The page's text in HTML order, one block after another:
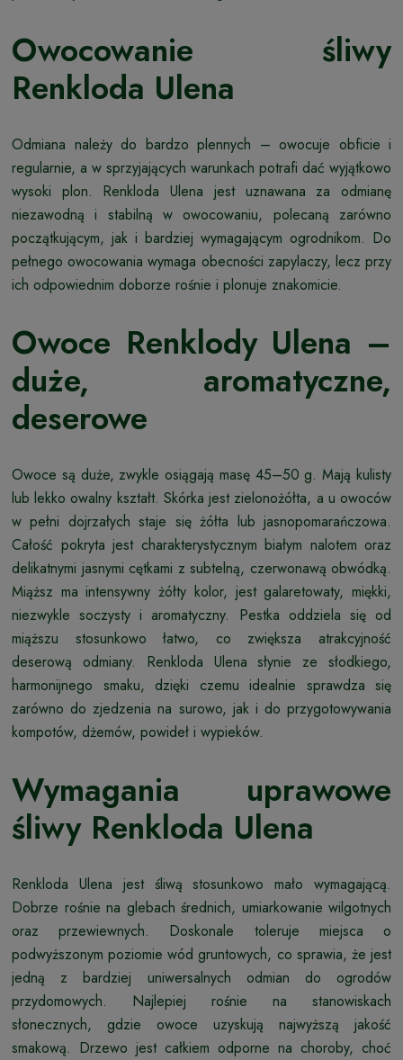
Owocowanie śliwy
Renkloda Ulena
Odmiana należy do bardzo plennych – owocuje obficie i
regularnie, a w sprzyjających warunkach potrafi dać wyjątkowo
wysoki plon. Renkloda Ulena jest uznawana za odmianę
niezawodną i stabilną w owocowaniu, polecaną zarówno
początkującym, jak i bardziej wymagającym ogrodnikom. Do
pełnego owocowania wymaga obecności zapylaczy, lecz przy
ich odpowiednim doborze rośnie i plonuje znakomicie.
Owoce Renklody Ulena –
duże, aromatyczne,
deserowe
Owoce są duże, zwykle osiągają masę 45–50 g. Mają kulisty
lub lekko owalny kształt. Skórka jest zielonożółta, a u owoców
w pełni dojrzałych staje się żółta lub jasnopomarańczowa.
Całość pokryta jest charakterystycznym białym nalotem oraz
delikatnymi jasnymi cętkami z subtelną, czerwonawą obwódką.
Miąższ ma intensywny żółty kolor, jest galaretowaty, miękki,
niezwykle soczysty i aromatyczny. Pestka oddziela się od
miąższu stosunkowo łatwo, co zwiększa atrakcyjność
deserową odmiany. Renkloda Ulena słynie ze słodkiego,
harmonijnego smaku, dzięki czemu idealnie sprawdza się
zarówno do zjedzenia na surowo, jak i do przygotowywania
kompotów, dżemów, powideł i wypieków.
Wymagania uprawowe
śliwy Renkloda Ulena
Renkloda Ulena jest śliwą stosunkowo mało wymagającą.
Dobrze rośnie na glebach średnich, umiarkowanie wilgotnych
oraz przewiewnych. Doskonale toleruje miejsca o
podwyższonym poziomie wód gruntowych, co sprawia, że jest
jedną z bardziej uniwersalnych odmian do ogrodów
przydomowych. Najlepiej rośnie na stanowiskach
słonecznych, gdzie owoce uzyskują najwyższą jakość
smakową. Drzewo jest całkiem odporne na choroby, choć